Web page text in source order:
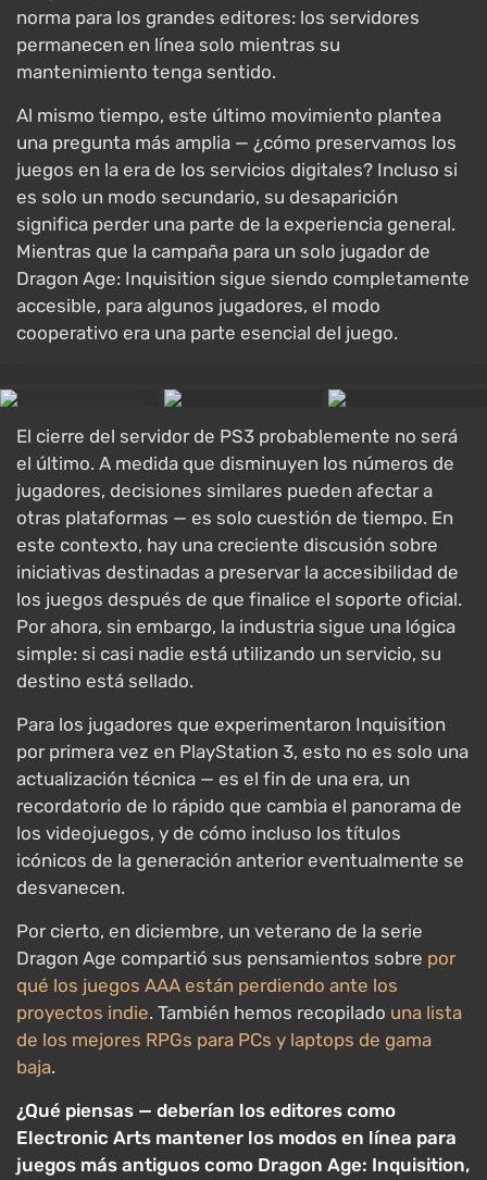
norma para los grandes editores: los servidores
permanecen en línea solo mientras su
mantenimiento tenga sentido.
Al mismo tiempo, este último movimiento plantea
una pregunta más amplia — ¿cómo preservamos los
juegos en la era de los servicios digitales? Incluso si
es solo un modo secundario, su desaparición
significa perder una parte de la experiencia general.
Mientras que la campaña para un solo jugador de
Dragon Age: Inquisition sigue siendo completamente
accesible, para algunos jugadores, el modo
cooperativo era una parte esencial del juego.
El cierre del servidor de PS3 probablemente no será
el último. A medida que disminuyen los números de
jugadores, decisiones similares pueden afectar a
otras plataformas — es solo cuestión de tiempo. En
este contexto, hay una creciente discusión sobre
iniciativas destinadas a preservar la accesibilidad de
los juegos después de que finalice el soporte oficial.
Por ahora, sin embargo, la industria sigue una lógica
simple: si casi nadie está utilizando un servicio, su
destino está sellado.
Para los jugadores que experimentaron Inquisition
por primera vez en PlayStation 3, esto no es solo una
actualización técnica — es el fin de una era, un
recordatorio de lo rápido que cambia el panorama de
los videojuegos, y de cómo incluso los títulos
icónicos de la generación anterior eventualmente se
desvanecen.
Por cierto, en diciembre, un veterano de la serie
Dragon Age compartió sus pensamientos sobre por
qué los juegos AAA están perdiendo ante los
proyectos indie. También hemos recopilado una lista
de los mejores RPGs para PCs y laptops de gama
baja.
¿Qué piensas — deberían los editores como
Electronic Arts mantener los modos en línea para
juegos más antiguos como Dragon Age: Inquisition,